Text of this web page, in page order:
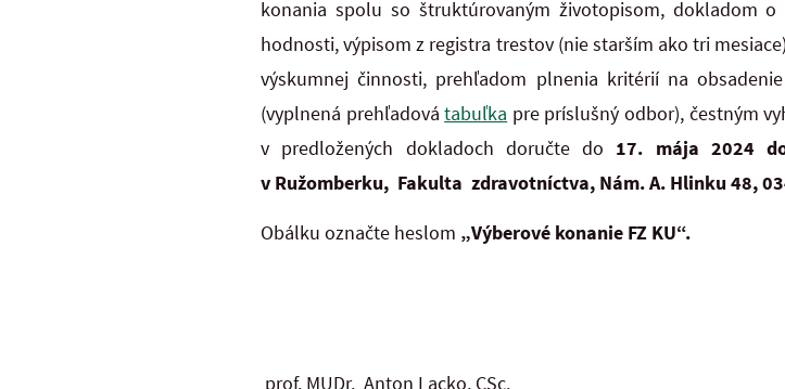
konania spolu so štruktúrovaným životopisom, dokladom o
hodnosti, výpisom z registra trestov (nie starším ako tri
výskumnej činnosti, prehľadom plnenia kritérií na
(vyplnená prehľadovátabuľka pre príslušný odbor), čestným
v predložených dokladoch doručte do 17. mája 2024
v Ružomberku, Fakulta zdravotníctva, Nám. A. Hlinku 48,
Obálku označte heslom „Výberové konanie FZ KU“.
prof. MUDr. Anton Lacko, CSc.